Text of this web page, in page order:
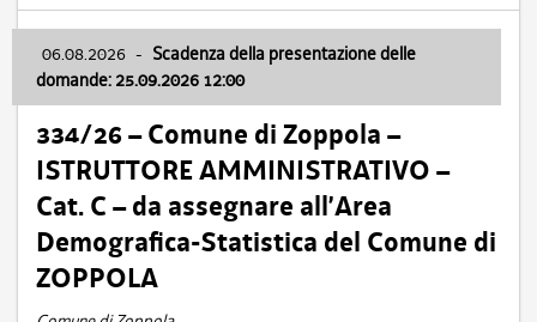
06.08.2026 - Scadenza della presentazione delle
domande: 25.09.2026 12:00
334/26 – Comune di Zoppola –
ISTRUTTORE AMMINISTRATIVO –
Cat. C – da assegnare all’Area
Demografica-Statistica del Comune di
ZOPPOLA